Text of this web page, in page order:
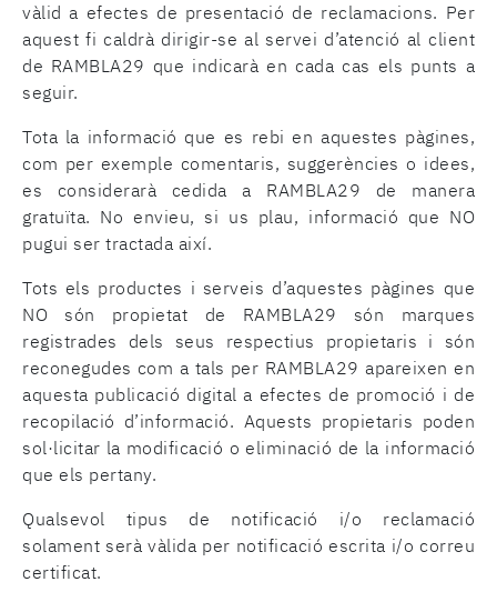
vàlid a efectes de presentació de reclamacions. Per
aquest fi caldrà dirigir-se al servei d’atenció al client
de RAMBLA29 que indicarà en cada cas els punts a
seguir.
Tota la informació que es rebi en aquestes pàgines,
com per exemple comentaris, suggerències o idees,
es considerarà cedida a RAMBLA29 de manera
gratuïta. No envieu, si us plau, informació que NO
pugui ser tractada així.
Tots els productes i serveis d’aquestes pàgines que
NO són propietat de RAMBLA29 són marques
registrades dels seus respectius propietaris i són
reconegudes com a tals per RAMBLA29 apareixen en
aquesta publicació digital a efectes de promoció i de
recopilació d’informació. Aquests propietaris poden
sol·licitar la modificació o eliminació de la informació
que els pertany.
Qualsevol tipus de notificació i/o reclamació
solament serà vàlida per notificació escrita i/o correu
certificat.